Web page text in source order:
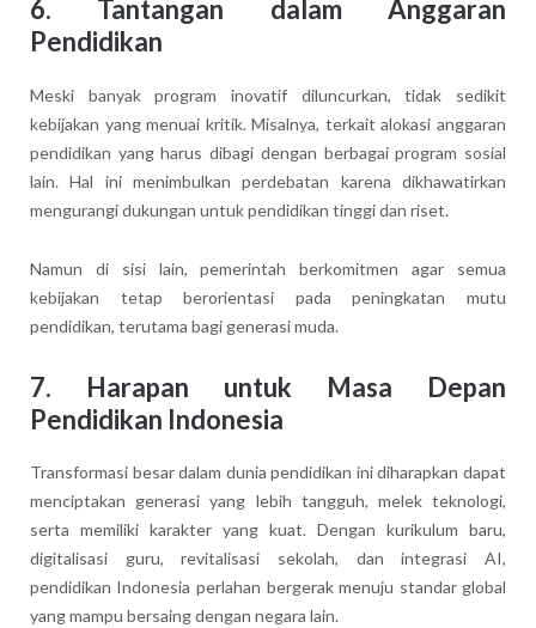
6. Tantangan dalam Anggaran
Pendidikan
Meski banyak program inovatif diluncurkan, tidak sedikit
kebijakan yang menuai kritik. Misalnya, terkait alokasi anggaran
pendidikan yang harus dibagi dengan berbagai program sosial
lain. Hal ini menimbulkan perdebatan karena dikhawatirkan
mengurangi dukungan untuk pendidikan tinggi dan riset.
Namun di sisi lain, pemerintah berkomitmen agar semua
kebijakan tetap berorientasi pada peningkatan mutu
pendidikan, terutama bagi generasi muda.
7. Harapan untuk Masa Depan
Pendidikan Indonesia
Transformasi besar dalam dunia pendidikan ini diharapkan dapat
menciptakan generasi yang lebih tangguh, melek teknologi,
serta memiliki karakter yang kuat. Dengan kurikulum baru,
digitalisasi guru, revitalisasi sekolah, dan integrasi AI,
pendidikan Indonesia perlahan bergerak menuju standar global
yang mampu bersaing dengan negara lain.